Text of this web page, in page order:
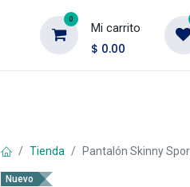
0
Mi carrito
$ 0.00
Tienda Pantalón Skinny
Nuevo